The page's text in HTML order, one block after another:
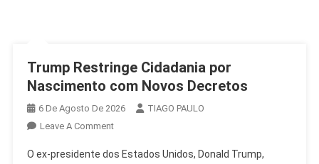
Trump Restringe Cidadania por
Nascimento com Novos Decretos
6 De Agosto De 2026
TIAGO PAULO
Leave A CommentOn
Restringe
O ex-presidente dos Estados Unidos, Donald Trump,